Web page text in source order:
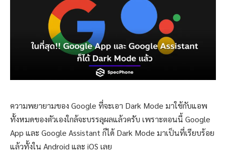
ความพยายามของ Google ที่จะเอา Dark Mode มาใช้กับแอพ
ทั้งหมดของตัวเองใกล้จะบรรลุผลแล้วครับ เพราะตอนนี้ Google
App และ Google Assistant ก็ได้ Dark Mode มาเป็นที่เรียบร้อย
แล้วทั้งใน Android และ iOS เลย